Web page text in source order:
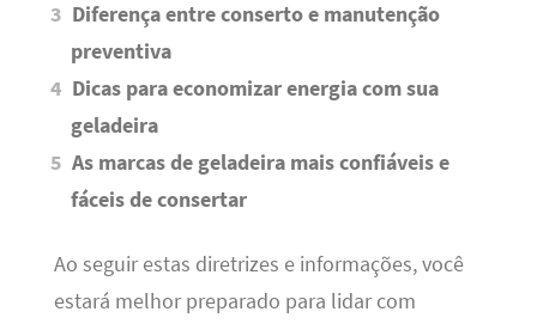
Diferença entre conserto e manutenção
preventiva
Dicas para economizar energia com sua
geladeira
As marcas de geladeira mais confiáveis e
fáceis de consertar
Ao seguir estas diretrizes e informações, você
estará melhor preparado para lidar com